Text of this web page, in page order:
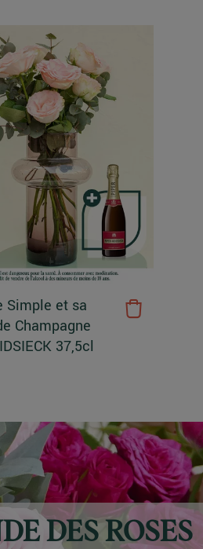
Simple et sa
Champagne
37,5cl
DES ROSES